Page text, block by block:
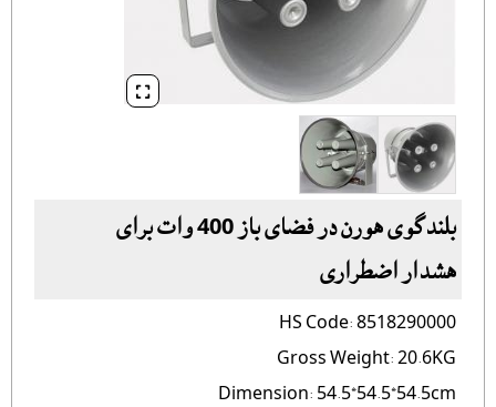

بلندگوی هورن در فضای باز 400 وات برای
هشدار اضطراری
HS Code: 8518290000
Gross Weight: 20.6KG
Dimension: 54.5*54.5*54.5cm